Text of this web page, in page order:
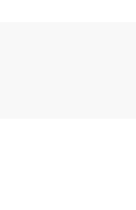
cafetera de
americana se